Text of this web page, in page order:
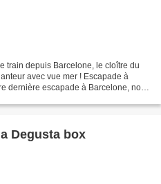
train depuis Barcelone, le cloître du
avec vue mer ! Escapade à
dernière escapade à Barcelone, nous
Degusta box